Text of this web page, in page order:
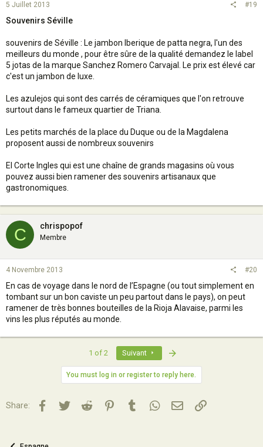
5 Juillet 2013 #19
Souvenirs Séville
souvenirs de Séville : Le jambon Iberique de patta negra, l'un des
meilleurs du monde , pour être sûre de la qualité demandez le label
5 jotas de la marque Sanchez Romero Carvajal. Le prix est élevé car
c'est un jambon de luxe.
Les azulejos qui sont des carrés de céramiques que l'on retrouve
surtout dans le fameux quartier de Triana.
Les petits marchés de la place du Duque ou de la Magdalena
proposent aussi de nombreux souvenirs
El Corte Ingles qui est une chaîne de grands magasins où vous
pouvez aussi bien ramener des souvenirs artisanaux que
gastronomiques.
C chrispopof
Membre
4 Novembre 2013 #20
En cas de voyage dans le nord de l’Espagne (ou tout simplement en
tombant sur un bon caviste un peu partout dans le pays), on peut
ramener de très bonnes bouteilles de la Rioja Alavaise, parmi les
vins les plus réputés au monde.
1 of 2 Suivant
You must log in or register to reply here.
Share: Facebook
TwitterReddit PinterestTumblrWhatsApp
Email Lien